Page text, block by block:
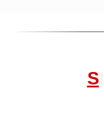
S